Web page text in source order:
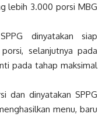
lebih 3.000 porsi MBG
dinyatakan siap
selanjutnya pada
pada tahap maksimal
dan dinyatakan SPPG
menu, baru